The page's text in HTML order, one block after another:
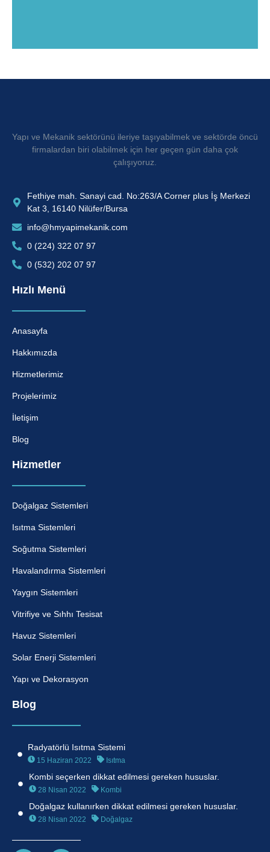
Detaylarını
İncele
Yapı ve Mekanik sektörünü ileriye taşıyabilmek ve sektörde öncü
firmalardan biri olabilmek için her geçen gün daha çok
çalışıyoruz.
Fethiye mah. Sanayi cad. No:263/A Corner plus İş Merkezi
Kat 3, 16140 Nilüfer/Bursa
info@hmyapimekanik.com
0 (224) 322 07 97
0 (532) 202 07 97
Hızlı Menü
Anasayfa
Hakkımızda
Hizmetlerimiz
Projelerimiz
İletişim
Blog
Hizmetler
Doğalgaz Sistemleri
Isıtma Sistemleri
Soğutma Sistemleri
Havalandırma Sistemleri
Yaygın Sistemleri
Vitrifiye ve Sıhhı Tesisat
Havuz Sistemleri
Solar Enerji Sistemleri
Yapı ve Dekorasyon
Blog
Radyatörlü Isıtma Sistemi
15 Haziran 2022 Isıtma
Kombi seçerken dikkat edilmesi gereken hususlar.
28 Nisan 2022 Kombi
Doğalgaz kullanırken dikkat edilmesi gereken hususlar.
28 Nisan 2022 Doğalgaz